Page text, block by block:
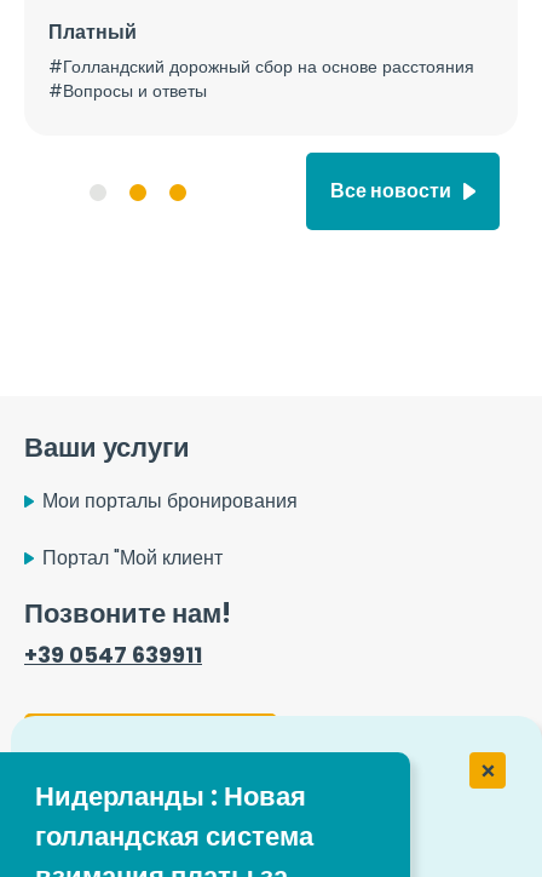
Нидерланды : Новая
голландская система
Все новости
Платный
#Голландский дорожный сбор на основе расстояния
#Вопросы и ответы
Ваши услуги
Мои порталы бронирования
Портал "Мой клиент
Позвоните нам!
+39 0547 639911
Контактная форма
Работа в компании Easytrip